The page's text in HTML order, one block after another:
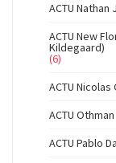
ACTU Nathan
ACTU New
Kildegaard)
(6)
ACTU
ACTU
ACTU Pablo